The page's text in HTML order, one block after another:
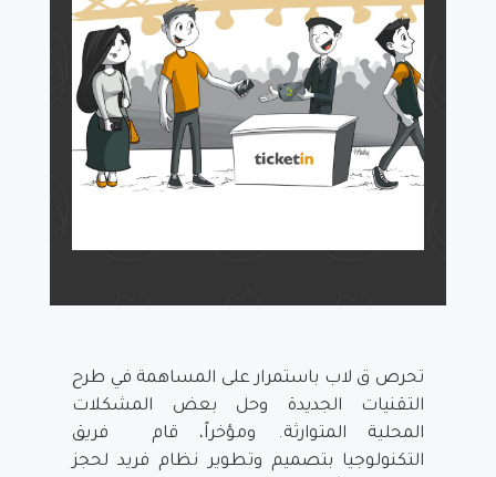
تحرص ق لاب باستمرار على المساهمة في طرح
التقنيات الجديدة وحل بعض المشكلات
المحلية المتوارثة. ومؤخراً، قام فريق
التكنولوجيا بتصميم وتطوير نظام فريد لحجز